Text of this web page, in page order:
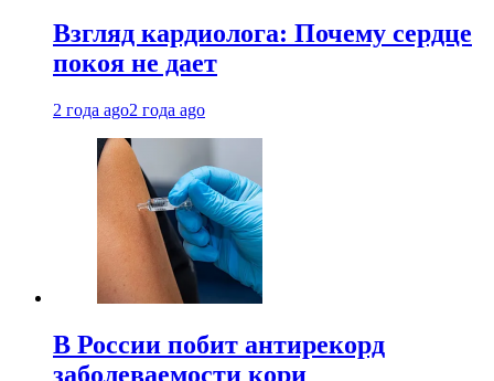
Взгляд кардиолога: Почему сердце
покоя не дает
2 года ago2 года ago
В России побит антирекорд
заболеваемости кори